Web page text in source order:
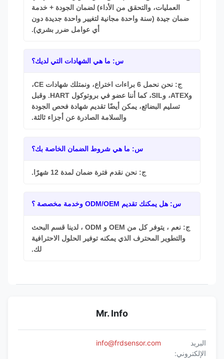
العمليات، والتحقق من الأداء) لضمان الجودة + خدمة
ضمان جيدة (سنة واحدة مجانية لتغيير واحدة جديدة دون
أي عوامل ضرر بشري).
س: ما هي الشهادات التي لديك؟
ج: نحن نحمل 6 براءات اختراع، ونمتلك شهادات CE،
وATEX، وSIL، كما أننا عضو في بروتوكول HART. وقبل
تسليم البضائع، يمكن أيضًا تقديم شهادة فحص الجودة
والسلامة الصادرة عن أجزاء ثالثة.
س: ما هي شروط الضمان الخاصة بك؟
ج: نحن نقدم فترة ضمان لمدة 12 شهرًا.
س: هل يمكنك تقديم ODM/OEM وخدمة مخصصة ؟
ج: نعم ، يتوفر كل من OEM و ODM ، لدينا قسم البحث
والتطوير المحترف الذي يمكنه توفير الحلول الاحترافية
Mr. Info
الإلكتروني:
info@frdsensor.com